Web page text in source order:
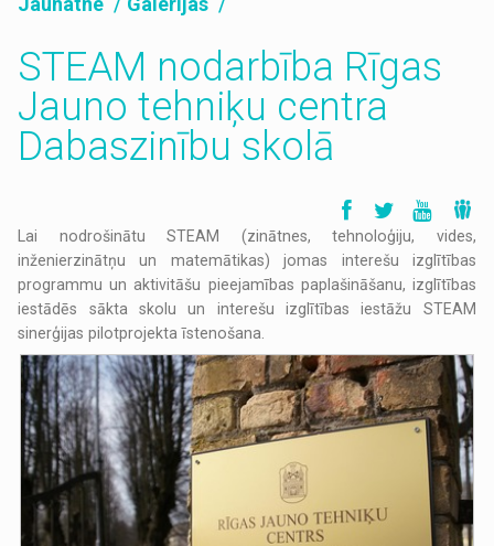
STEAM nodarbība Rīgas
Jauno tehniķu centra
Dabaszinību skolā
Lai nodrošinātu STEAM (zinātnes, tehnoloģiju, vides,
inženierzinātņu un matemātikas) jomas interešu izglītības
programmu un aktivitāšu pieejamības paplašināšanu, izglītības
iestādēs sākta skolu un interešu izglītības iestāžu STEAM
sinerģijas pilotprojekta īstenošana.